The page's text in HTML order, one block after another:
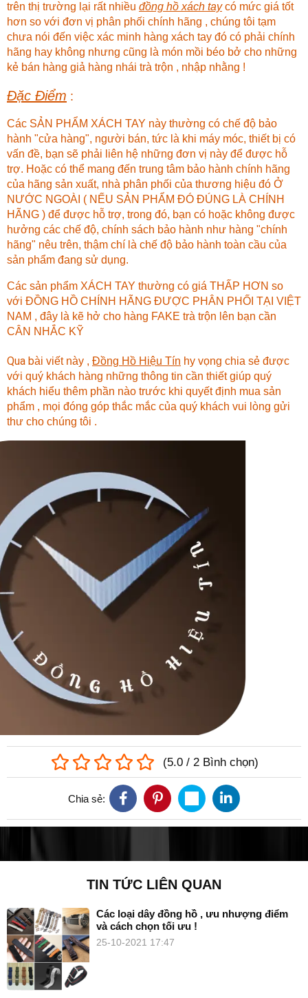
trên thị trường lại rất nhiều đồng hồ xách taycó mức giá tốt
hơn so với đơn vị phân phối chính hãng , chúng tôi tạm
chưa nói đến việc xác minh hàng xách tay đó có phải chính
hãng hay không nhưng cũng là món mồi béo bở cho những
kẻ bán hàng giả hàng nhái trà trộn , nhập nhằng !
Đặc Điểm :
Các SẢN PHẨM XÁCH TAY này thường có chế độ bảo
hành "cửa hàng", người bán, tức là khi máy móc, thiết bị có
vấn đề, bạn sẽ phải liên hệ những đơn vị này để được hỗ
trợ. Hoặc có thể mang đến trung tâm bảo hành chính hãng
của hãng sản xuất, nhà phân phối của thương hiệu đó Ở
NƯỚC NGOÀI ( NẾU SẢN PHẨM ĐÓ ĐÚNG LÀ CHÍNH
HÃNG ) để được hỗ trợ, trong đó, bạn có hoặc không được
hưởng các chế độ, chính sách bảo hành như hàng "chính
hãng" nêu trên, thậm chí là chế độ bảo hành toàn cầu của
sản phẩm đang sử dụng.
Các sản phẩm XÁCH TAY thường có giá THẤP HƠN so
với ĐỒNG HỒ CHÍNH HÃNG ĐƯỢC PHÂN PHỐI TẠI VIỆT
NAM , đây là kẽ hở cho hàng FAKE trà trộn lên bạn cần
CÂN NHẮC KỸ
Qua bài viết này , Đồng Hồ Hiệu Tín hy vọng chia sẻ được
với quý khách hàng những thông tin cần thiết giúp quý
khách hiểu thêm phần nào trước khi quyết định mua sản
phẩm , mọi đóng góp thắc mắc của quý khách vui lòng gửi
thư cho chúng tôi .
(5.0 / 2 Bình chọn)
Chia sẻ:
TIN TỨC LIÊN QUAN
Các loại dây đồng hồ , ưu nhượng điểm
và cách chọn tối ưu !
25-10-2021 17:47